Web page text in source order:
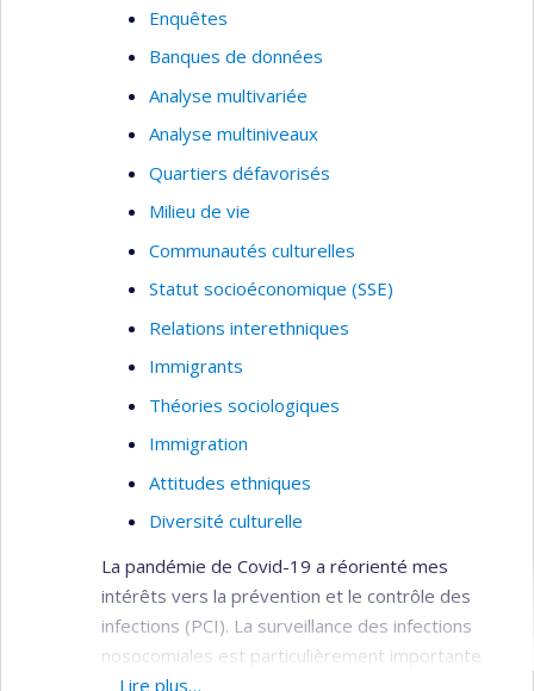
Enquêtes
Banques de données
Analyse multivariée
Analyse multiniveaux
Quartiers défavorisés
Milieu de vie
Communautés culturelles
Statut socioéconomique (SSE)
Relations interethniques
Immigrants
Théories sociologiques
Immigration
Attitudes ethniques
Diversité culturelle
La pandémie de Covid-19 a réorienté mes
intérêts vers la prévention et le contrôle des
infections (PCI). La surveillance des infections
nosocomiales est particulièrement importante
considérant que les patients hospitalisés sont
Lire plus…